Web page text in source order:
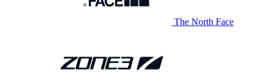
The North Face